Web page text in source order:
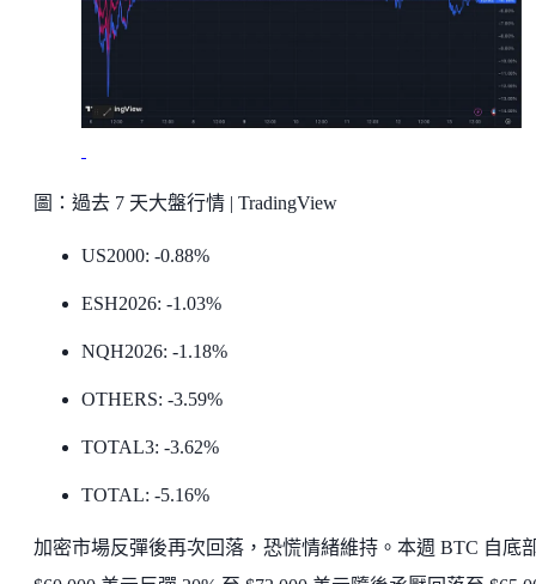
圖：過去 7 天大盤行情 | TradingView
US2000: -0.88%
ESH2026: -1.03%
NQH2026: -1.18%
OTHERS: -3.59%
TOTAL3: -3.62%
TOTAL: -5.16%
加密市場反彈後再次回落，恐慌情緒維持。本週 BTC 自底